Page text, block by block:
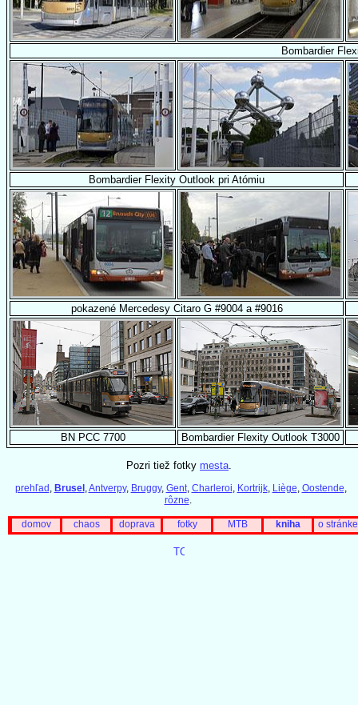
Bombardier
Bombardier Flexity Outlook pri Atómiu
pokazené Mercedesy Citaro G #9004 a #9016
BN PCC 7700 Bombardier Flexity Outlook T3000
Pozri tiež fotky mesta
prehľad , Brusel ,Antverpy, Bruggy, Gent, Charleroi, Kortrijk, Liège, Oostende,
rôzne.
domov chaos doprava fotky MTB kniha o stránke